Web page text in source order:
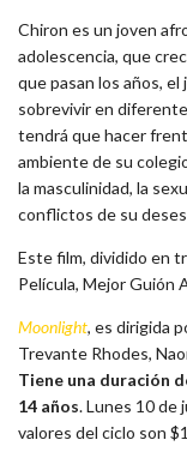
Chiron es un joven
adolescencia, que
que pasan los años,
sobrevivir en
tendrá que hacer
ambiente de su
la masculinidad, la
conflictos de su
Este film, dividido en
Película, Mejor Guión
Moonlight, es dirigida
Trevante Rhodes,
Tiene una duración
14 años. Lunes 10 de
valores del ciclo son